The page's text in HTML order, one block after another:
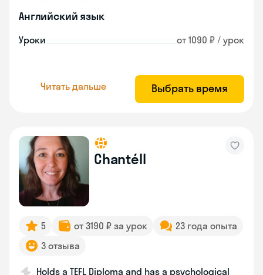
Английский язык
Уроки от 1090 ₽ / урок
Читать дальше Выбрать время
Chantéll
5 от 3190 ₽ за урок
23 года опыта
3 отзыва
Holds a TEFL Diploma and has a psychological